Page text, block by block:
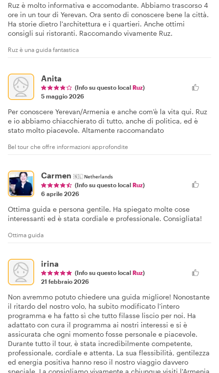
Ruz è molto informativa e accomodante. Abbiamo trascorso 4
ore in un tour di Yerevan. Ora sento di conoscere bene la città.
Ha storie dietro l'architettura e i quartieri. Anche ottimi
consigli sui ristoranti. Raccomando vivamente Ruz.
Ruz è una guida fantastica
Anita
(Info su questo local Ruz)
5 maggio 2026
Per conoscere Yerevan/Armenia e anche com'è la vita qui. Ruz
e io abbiamo chiacchierato di tutto, anche di politica, ed è
stato molto piacevole. Altamente raccomandato
Bel tour che offre informazioni approfondite
Carmen 🇳🇱Netherlands
(Info su questo local Ruz)
6 aprile 2026
Ottima guida e persona gentile. Ha spiegato molte cose
interessanti ed è stata cordiale e professionale. Consigliata!
Ottima guida
irina
(Info su questo local Ruz)
21 febbraio 2026
Non avremmo potuto chiedere una guida migliore! Nonostante
il ritardo del nostro volo, ha subito modificato l'intero
programma e ha fatto sì che tutto filasse liscio per noi. Ha
adattato con cura il programma ai nostri interessi e si è
assicurata che ogni momento fosse personale e piacevole.
Durante tutto il tour, è stata incredibilmente competente,
professionale, cordiale e attenta. La sua flessibilità, gentilezza
ed energia positiva hanno reso il nostro viaggio davvero
speciale. La consigliamo vivamente a chiunque visiti l'Armenia